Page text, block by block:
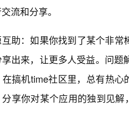
流和分享。
助：如果你找到了某个非
出来，让更多人受益。问
搞机time社区里，总有热心
享你对某个应用的独到见